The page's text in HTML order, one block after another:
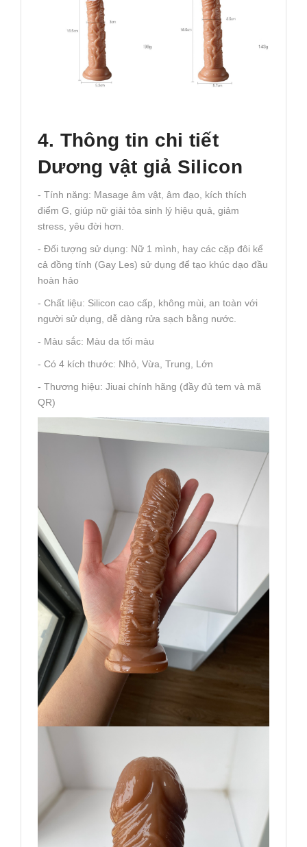
4. Thông tin chi tiết
Dương vật giả Silicon
- Tính năng: Masage âm vật, âm đạo, kích thích
điểm G, giúp nữ giải tỏa sinh lý hiệu quả, giảm
stress, yêu đời hơn.
- Đối tượng sử dụng: Nữ 1 mình, hay các cặp đôi kể
cả đồng tính (Gay Les) sử dụng để tạo khúc dạo đầu
hoàn hảo
- Chất liệu: Silicon cao cấp, không mùi, an toàn với
người sử dụng, dễ dàng rửa sạch bằng nước.
- Màu sắc: Màu da tối màu
- Có 4 kích thước: Nhỏ, Vừa, Trung, Lớn
- Thương hiệu: Jiuai chính hãng (đầy đủ tem và mã
QR)